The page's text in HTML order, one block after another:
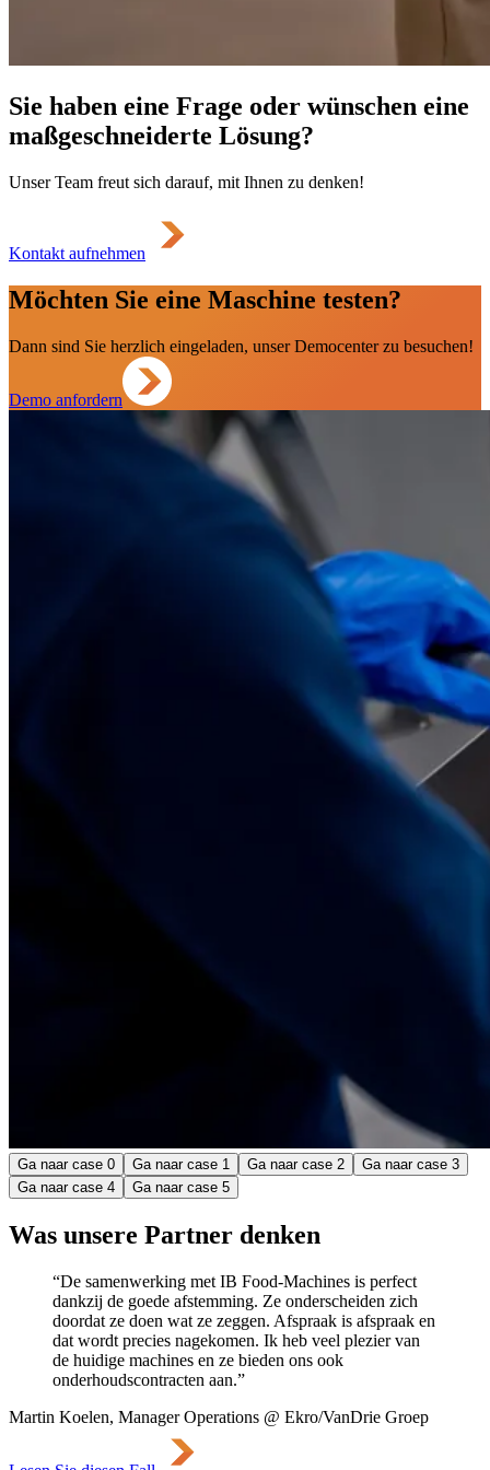
Sie haben eine Frage oder wünschen eine
maßgeschneiderte Lösung?
Unser Team freut sich darauf, mit Ihnen zu denken!
Kontakt aufnehmen
Möchten Sie eine Maschine testen?
Dann sind Sie herzlich eingeladen, unser Democenter zu besuchen!
Demo anfordern
Ga naar case 0 Ga naar case 1 Ga naar case 2 Ga naar case 3
Ga naar case 4 Ga naar case 5
Was unsere Partner denken
“De samenwerking met IB Food-Machines is perfect
dankzij de goede afstemming. Ze onderscheiden zich
doordat ze doen wat ze zeggen. Afspraak is afspraak en
dat wordt precies nagekomen. Ik heb veel plezier van
de huidige machines en ze bieden ons ook
onderhoudscontracten aan.”
Martin Koelen, Manager Operations @ Ekro/VanDrie Groep